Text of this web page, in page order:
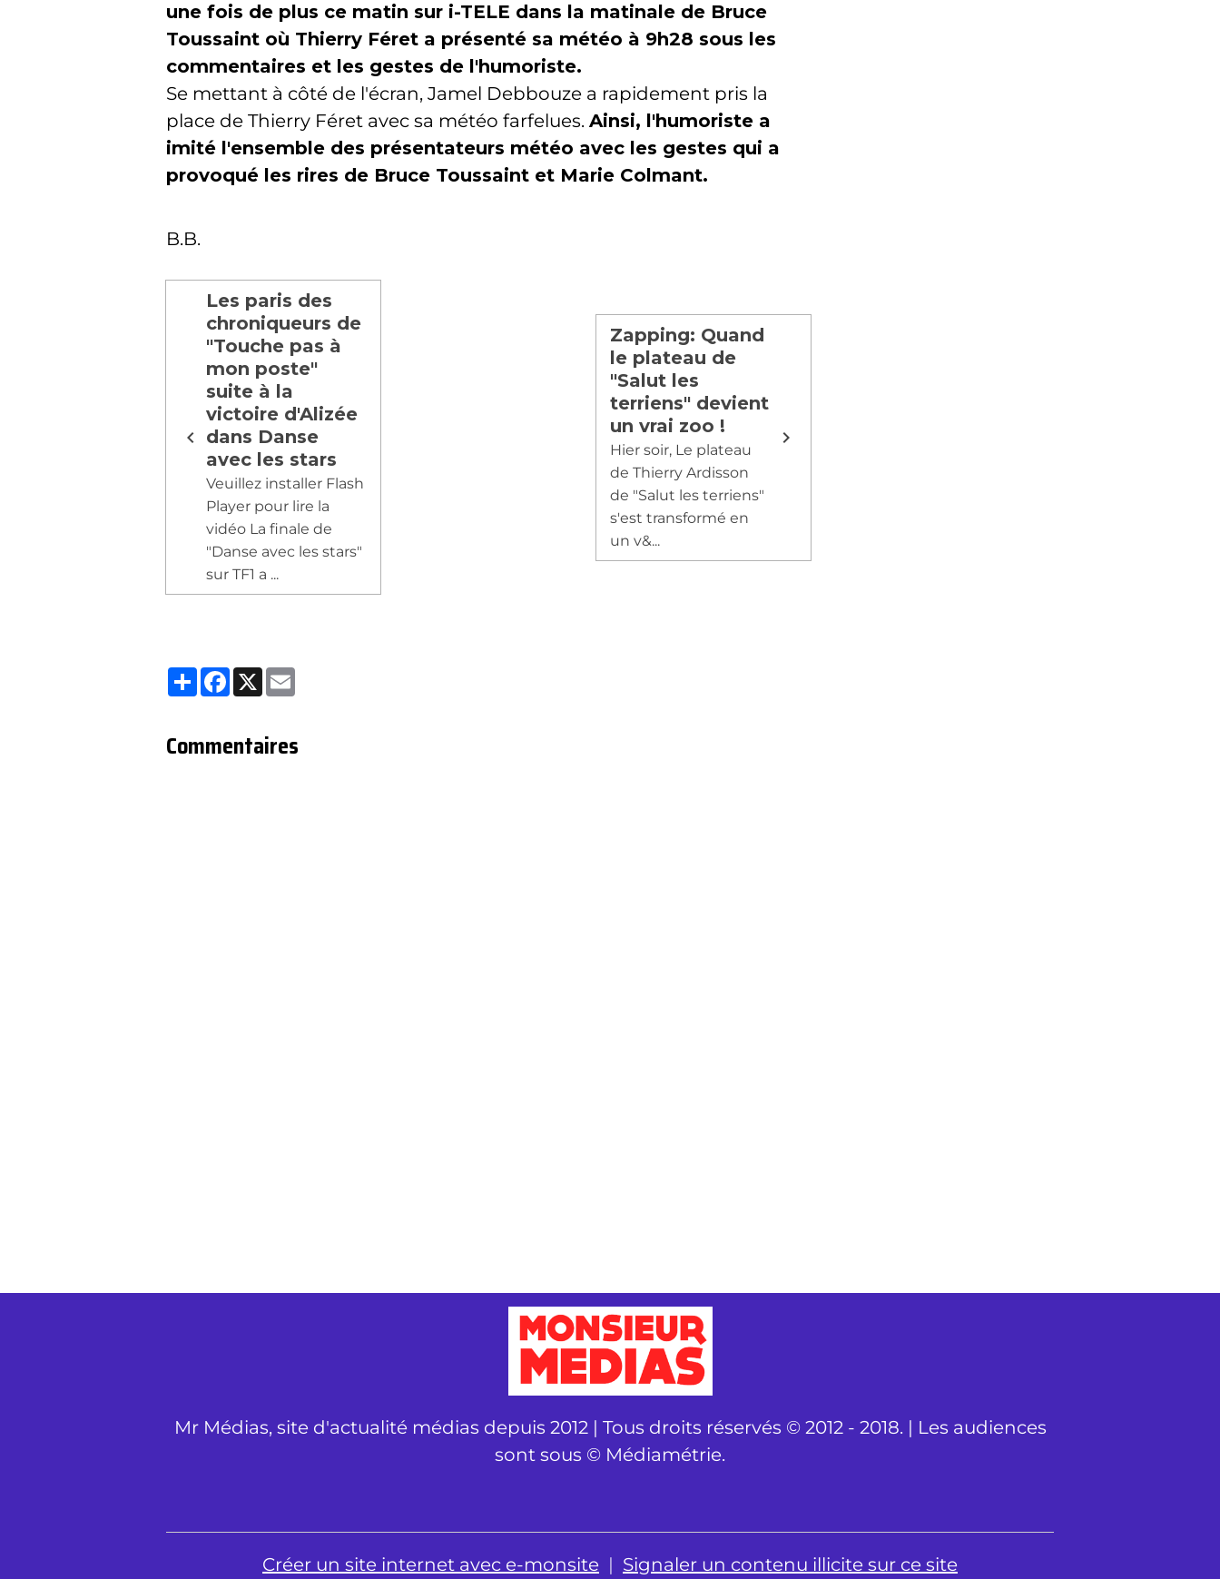
une fois de plus ce matin sur i-TELE dans la matinale de Bruce
Toussaint où Thierry Féret a présenté sa météo à 9h28 sous les
commentaires et les gestes de l'humoriste.
Se mettant à côté de l'écran, Jamel Debbouze a rapidement pris la
place de Thierry Féret avec sa météo farfelues. Ainsi, l'humoriste a
imité l'ensemble des présentateurs météo avec les gestes qui a
provoqué les rires de Bruce Toussaint et Marie Colmant.
B.B.
Les paris des
chroniqueurs de
"Touche pas à
mon poste"
suite à la
victoire d'Alizée
dans Danse
avec les stars
Veuillez installer Flash
Player pour lire la
vidéo La finale de
"Danse avec les stars"
sur TF1 a ...
Zapping: Quand
le plateau de
"Salut les
terriens" devient
un vrai zoo !
Hier soir, Le plateau
de Thierry Ardisson
de "Salut les terriens"
s'est transformé en
un v&...
Partager
Facebook
X
Commentaires
Mr Médias, site d'actualité médias depuis 2012 | Tous droits réservés © 2012 - 2018. | Les audiences
sont sous © Médiamétrie.
Créer un site internet avec e-monsite Signaler un contenu illicite sur ce site